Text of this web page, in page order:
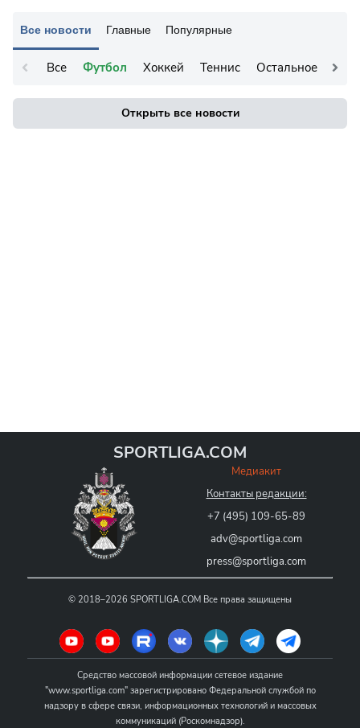
Все новости Главные Популярные
Все Футбол Хоккей Теннис Остальное
Открыть все новости
SPORTLIGA.COM
Медиакит
Контакты редакции:
+7 (495) 109-65-89
adv@sportliga.com
press@sportliga.com
© 2018–2026 SPORTLIGA.COM Все права защищены
Средство массовой информации сетевое издание
"www.sportliga.com" зарегистрировано Федеральной службой по
надзору в сфере связи, информационных технологий и массовых
коммуникаций (Роскомнадзор).